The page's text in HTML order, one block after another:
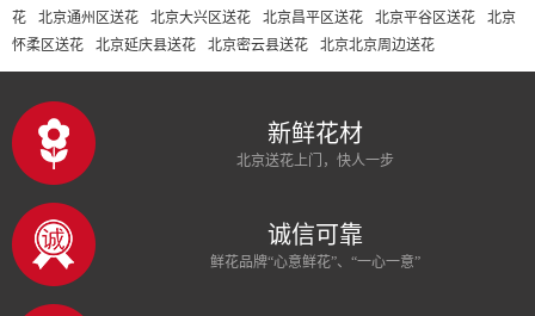
花
北京通州区送花 北京大兴区送花 北京昌平区送花 北京平谷区送花
北京
怀柔区送花
北京延庆县送花 北京密云县送花 北京北京周边送花
新鲜花材
北京送花上门，快人一步
诚信可靠
鲜花品牌“心意鲜花”、“一心一意”